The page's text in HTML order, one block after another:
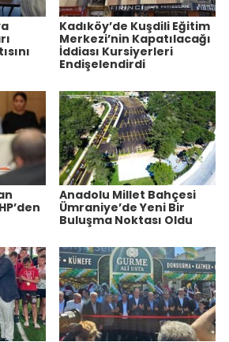
Kadıköy’de Kuşdili Eğitim
Merkezi’nin Kapatılacağı
İddiası Kursiyerleri
Endişelendirdi
Anadolu Millet Bahçesi
Ümraniye’de Yeni Bir
Buluşma Noktası Oldu